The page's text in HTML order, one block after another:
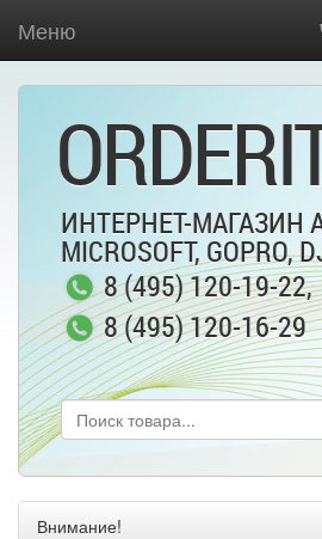
Меню
ИНТЕРНЕТ-МАГАЗИН
MICROSOFT, GOPRO,
8 (495) 120-19-22,
8 (495) 120-16-29
Внимание!